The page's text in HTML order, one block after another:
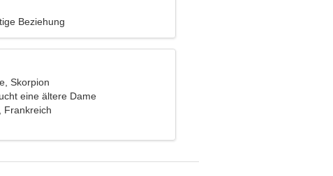
außergewöhnlichen Frau
Beziehung
Skorpion
eine ältere Dame
Frankreich